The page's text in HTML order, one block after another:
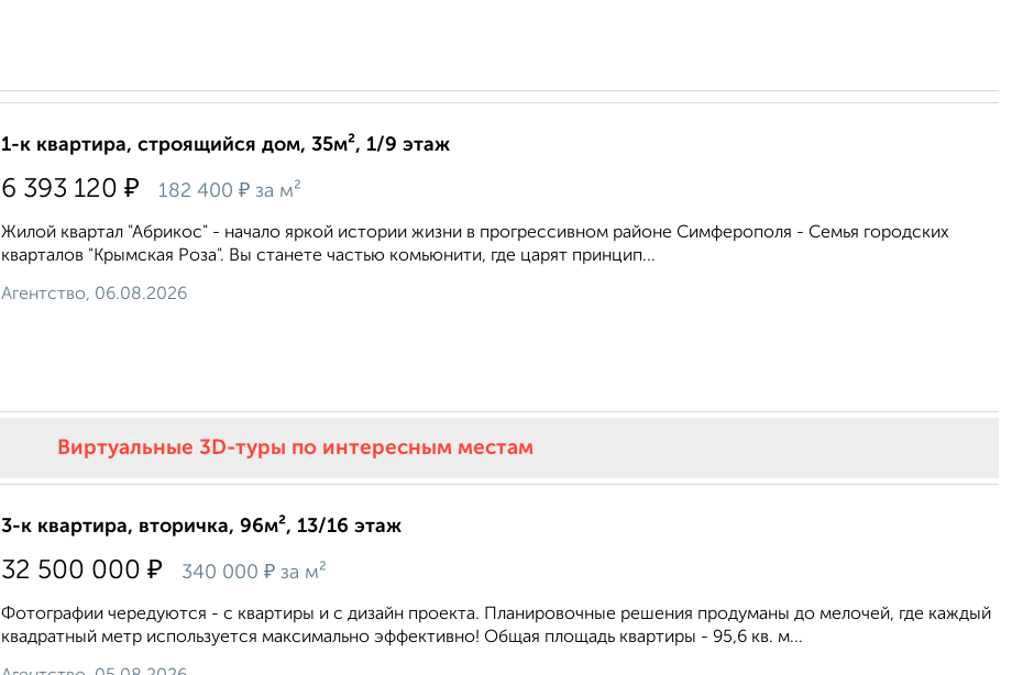
1-к квартира, строящийся дом, 35м², 1/9 этаж
6 393 120 ₽ 182 400 ₽ за м²
Жилой квартал "Абрикос" - начало яркой истории жизни в прогрессивном районе Симферополя - Семья городских
кварталов "Крымская Роза". Вы станете частью комьюнити, где царят принцип...
Агентство, 06.08.2026
Виртуальные 3D-туры по интересным местам
3-к квартира, вторичка, 96м², 13/16 этаж
32 500 000 ₽ 340 000 ₽ за м²
Фотографии чередуются - с квартиры и с дизайн проекта. Планировочные решения продуманы до мелочей, где каждый
квадратный метр используется максимально эффективно! Общая площадь квартиры - 95,6 кв. м...